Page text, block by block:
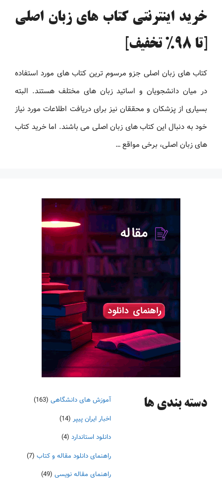
خرید اینترنتی کتاب های زبان اصلی
[تا 98% تخفیف]
کتاب های زبان اصلی جزو مرسوم ترین کتاب های مورد استفاده
در میان دانشجویان و اساتید زبان های مختلف هستند. البته
بسیاری از پزشکان و محققان نیز برای دریافت اطلاعات مورد نیاز
خود به دنبال این کتاب های زبان اصلی می باشند. اما خرید کتاب
های زبان اصلی، برخی مواقع …
دسته‌ بندی ها آموزش های دانشگاهی (163)
اخبار ایران پیپر (14)
دانلود استاندارد (4)
راهنمای دانلود مقاله و کتاب (7)
راهنمای مقاله نویسی (49)